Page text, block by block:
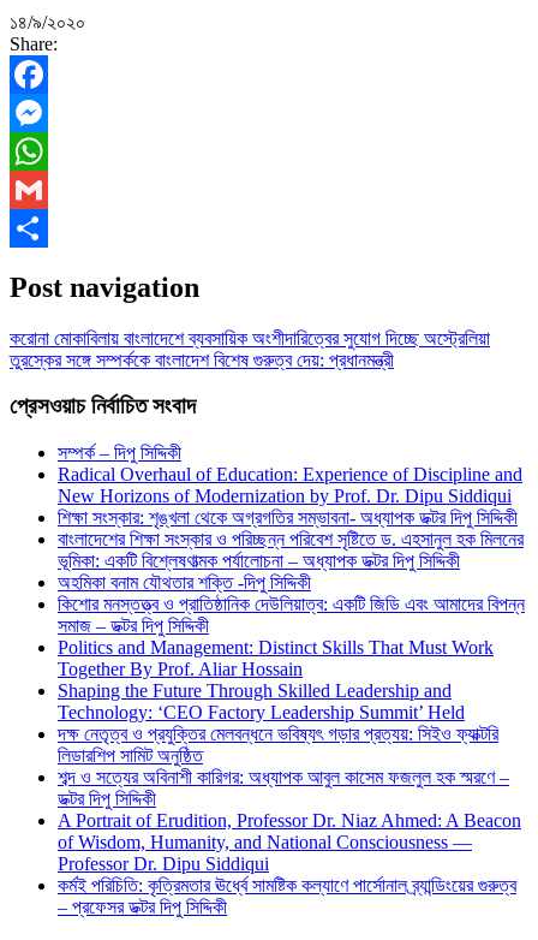
১৪/৯/২০২০
Share:
Facebook
Messenger
WhatsApp
Gmail
Post navigation
করোনা মোকাবিলায় বাংলাদেশে ব্যবসায়িক অংশীদারিত্বের সুযোগ দিচ্ছে অস্ট্রেলিয়া
তুরস্কের সঙ্গে সম্পর্ককে বাংলাদেশ বিশেষ গুরুত্ব দেয়: প্রধানমন্ত্রী
প্রেসওয়াচ নির্বাচিত সংবাদ
সম্পর্ক – দিপু সিদ্দিকী
Radical Overhaul of Education: Experience of Discipline and
New Horizons of Modernization by Prof. Dr. Dipu Siddiqui
শিক্ষা সংস্কার: শৃঙ্খলা থেকে অগ্রগতির সম্ভাবনা- অধ্যাপক ডক্টর দিপু সিদ্দিকী
বাংলাদেশের শিক্ষা সংস্কার ও পরিচ্ছন্ন পরিবেশ সৃষ্টিতে ড. এহসানুল হক মিলনের
ভূমিকা: একটি বিশ্লেষণাত্মক পর্যালোচনা – অধ্যাপক ডক্টর দিপু সিদ্দিকী
অহমিকা বনাম যৌথতার শক্তি -দিপু সিদ্দিকী
কিশোর মনস্তত্ত্ব ও প্রাতিষ্ঠানিক দেউলিয়াত্ব: একটি জিডি এবং আমাদের বিপন্ন
সমাজ – ডক্টর দিপু সিদ্দিকী
Politics and Management: Distinct Skills That Must Work
Together By Prof. Aliar Hossain
Shaping the Future Through Skilled Leadership and
Technology: ‘CEO Factory Leadership Summit’ Held
দক্ষ নেতৃত্ব ও প্রযুক্তির মেলবন্ধনে ভবিষ্যৎ গড়ার প্রত্যয়: সিইও ফ্যাক্টরি
লিডারশিপ সামিট অনুষ্ঠিত
শব্দ ও সত্যের অবিনাশী কারিগর: অধ্যাপক আবুল কাসেম ফজলুল হক স্মরণে –
ডক্টর দিপু সিদ্দিকী
A Portrait of Erudition, Professor Dr. Niaz Ahmed: A Beacon
of Wisdom, Humanity, and National Consciousness —
Professor Dr. Dipu Siddiqui
কর্মই পরিচিতি: কৃত্রিমতার ঊর্ধ্বে সামষ্টিক কল্যাণে পার্সোনাল ব্র্যান্ডিংয়ের গুরুত্ব
– প্রফেসর ডক্টর দিপু সিদ্দিকী